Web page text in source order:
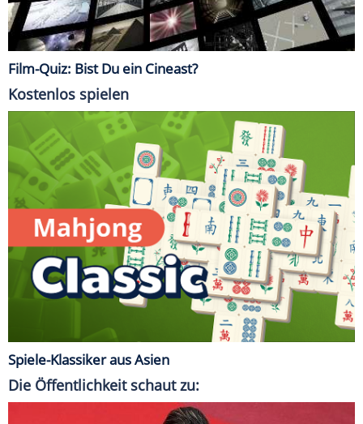
Film-Quiz: Bist Du ein Cineast?
Kostenlos spielen
Spiele-Klassiker aus Asien
Die Öffentlichkeit schaut zu: